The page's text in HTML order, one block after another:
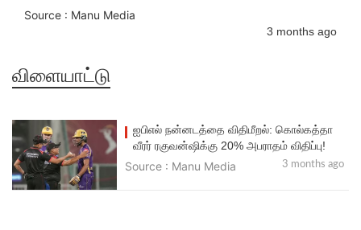
Source : Manu Media
3 months ago
விளையாட்டு
ஐபிஎல் நன்னடத்தை விதிமீறல்: கொல்கத்தா
வீரர் ரகுவன்ஷிக்கு 20% அபராதம் விதிப்பு!
Source : Manu Media 3 months ago